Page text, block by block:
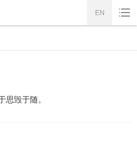
EN
思毁于随。